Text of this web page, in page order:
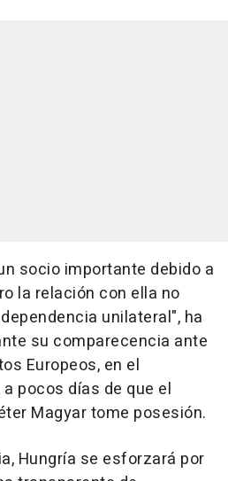
socio importante debido a
la relación con ella no
unilateral", ha
su comparecencia ante
Europeos, en el
pocos días de que el
Magyar tome posesión.
Hungría se esforzará por